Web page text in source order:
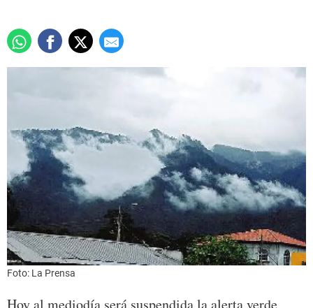
Foto: La Prensa